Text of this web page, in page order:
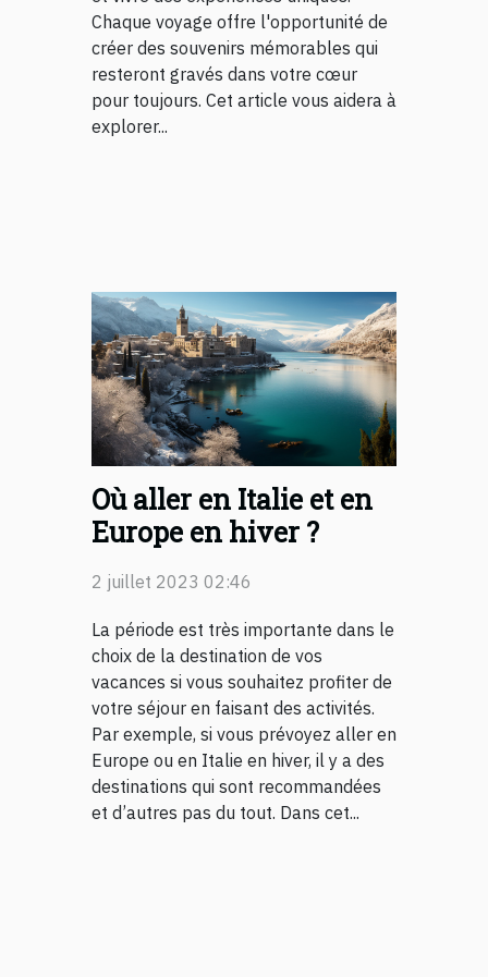
Chaque voyage offre l'opportunité de
créer des souvenirs mémorables qui
resteront gravés dans votre cœur
pour toujours. Cet article vous aidera à
explorer...
Où aller en Italie et en
Europe en hiver ?
2 juillet 2023 02:46
La période est très importante dans le
choix de la destination de vos
vacances si vous souhaitez profiter de
votre séjour en faisant des activités.
Par exemple, si vous prévoyez aller en
Europe ou en Italie en hiver, il y a des
destinations qui sont recommandées
et d’autres pas du tout. Dans cet...